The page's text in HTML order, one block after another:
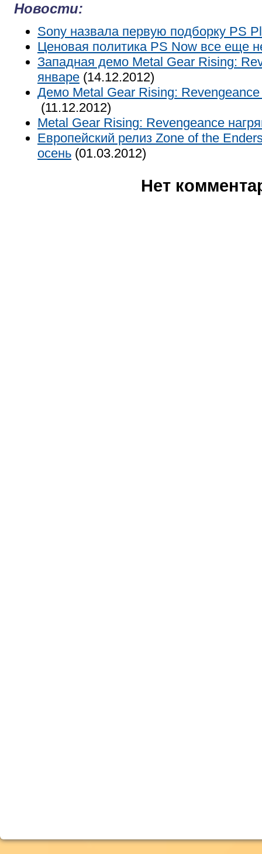
Новости:
Sony назвала первую подборку PS
Ценовая политика PS Now все еще
Западная демо Metal Gear Rising:
январе (14.12.2012)
Демо Metal Gear Rising:
(11.12.2012)
Metal Gear Rising: Revengeance
Европейский релиз Zone of the
осень (01.03.2012)
Нет